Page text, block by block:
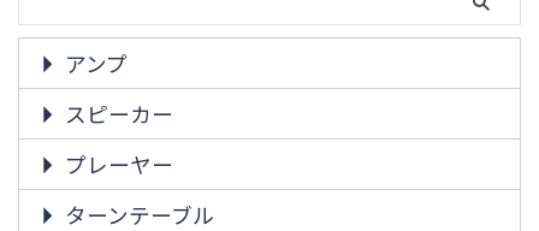
アンプ
スピーカー
プレーヤー
ターンテーブル